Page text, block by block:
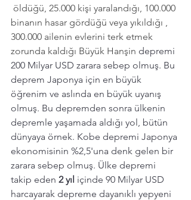
öldüğü, 25.000 kişi yaralandığı, 100.000
binanın hasar gördüğü veya yıkıldığı ,
300.000 ailenin evlerini terk etmek
zorunda kaldığı Büyük Hanşin depremi
200 Milyar USD zarara sebep olmuş. Bu
deprem Japonya için en büyük
öğrenim ve aslında en büyük uyanış
olmuş. Bu depremden sonra ülkenin
depremle yaşamada aldığı yol, bütün
dünyaya örnek. Kobe depremi Japonya
ekonomisinin %2,5'una denk gelen bir
zarara sebep olmuş. Ülke depremi
takip eden 2 yıl içinde 90 Milyar USD
harcayarak depreme dayanıklı yepyeni